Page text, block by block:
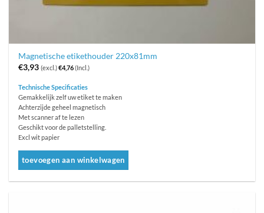
Magnetische etikethouder 220x81mm
€3,93 (excl.)€4,76(Incl.)
Technische Specificaties
Gemakkelijk zelf uw etiket te maken
Achterzijde geheel magnetisch
Met scanner af te lezen
Geschikt voor de palletstelling.
Excl wit papier
toevoegen aan winkelwagen